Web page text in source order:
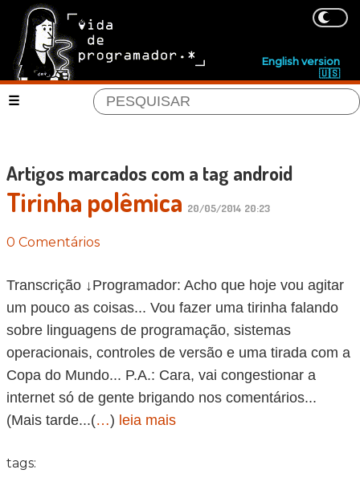
English version
🇺🇸
Artigos marcados com a tag android
Tirinha polêmica 20/05/2014 20:23
0 Comentários
Transcrição ↓Programador: Acho que hoje vou agitar
um pouco as coisas... Vou fazer uma tirinha falando
sobre linguagens de programação, sistemas
operacionais, controles de versão e uma tirada com a
Copa do Mundo... P.A.: Cara, vai congestionar a
internet só de gente brigando nos comentários...
(Mais tarde...(…) leia mais
tags: